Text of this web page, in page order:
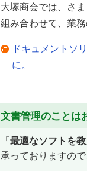
大塚商会では、さ
組み合わせて、業
ドキュメントソ
に。
文書管理のことは
「 最適なソフトを
承っておりますの